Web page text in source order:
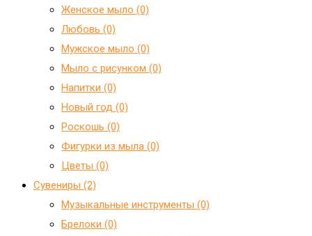
Женское мыло (0)
Любовь (0)
Мужское мыло (0)
Мыло с рисунком (0)
Напитки (0)
Новый год (0)
Роскошь (0)
Фигурки из мыла (0)
Цветы (0)
Сувениры (2)
Mузыкальные инструменты (0)
Брелоки (0)